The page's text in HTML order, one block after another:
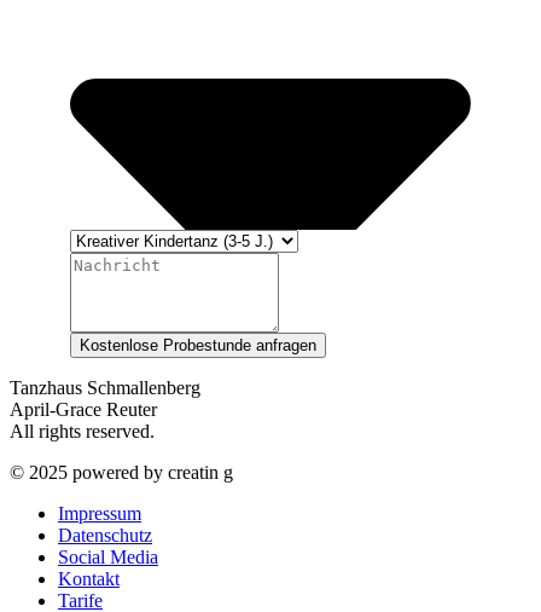
Kostenlose Probestunde anfragen
Tanzhaus Schmallenberg
April-Grace Reuter
All rights reserved.
© 2025 powered by creatin g
Impressum
Datenschutz
Social Media
Kontakt
Tarife